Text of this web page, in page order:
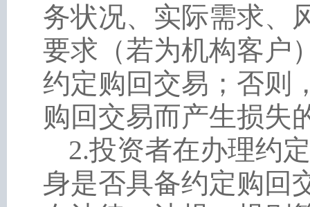
务状况、实际需求、
要求（若为机构客户
约定购回交易；否则
购回交易而产生损失
2.投资者在办理约
身是否具备约定购回